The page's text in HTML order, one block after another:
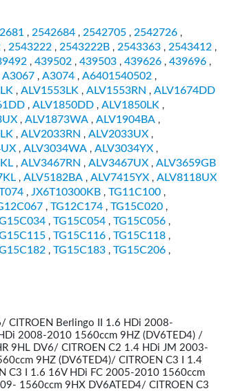
, 2542684 , 2542705 , 2542726 ,
, 2543222 , 2543222B , 2543363 , 2543412 ,
, 439502 , 439503 , 439626 , 439696 ,
A3067 , A3074 , A6401540502 ,
, ALV1553LK , ALV1553RN , ALV1674DD
, ALV1850DD , ALV1850LK ,
, ALV1873WA , ALV1904BA ,
, ALV2033RN , ALV2033UX ,
, ALV3034WA , ALV3034YX ,
, ALV3467RN , ALV3467UX , ALV3659GB
, ALV5182BA , ALV7415YX , ALV8118UX
, JX6T10300KB , TG11C100 ,
, TG12C174 , TG15C020 ,
, TG15C054 , TG15C056 ,
, TG15C116 , TG15C118 ,
, TG15C183 , TG15C206 ,
CITROEN Berlingo II 1.6 HDi 2008-
2008-2010 1560ccm 9HZ (DV6TED4) /
9HL DV6/ CITROEN C2 1.4 HDi JM 2003-
9HZ (DV6TED4)/ CITROEN C3 I 1.4
C3 I 1.6 16V HDi FC 2005-2010 1560ccm
1560ccm 9HX DV6ATED4/ CITROEN C3